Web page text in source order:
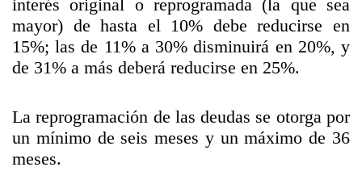
interés original o reprogramada (la que sea
mayor) de hasta el 10% debe reducirse en
15%; las de 11% a 30% disminuirá en 20%, y
de 31% a más deberá reducirse en 25%.
La reprogramación de las deudas se otorga por
un mínimo de seis meses y un máximo de 36
meses.